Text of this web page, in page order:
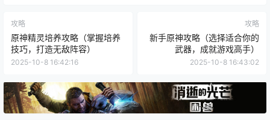
攻略
原神精灵培养攻略（掌握培养
技巧，打造无敌阵容）
2025-10-8 16:42:16
攻略
新手原神攻略（选择适合你的
武器，成就游戏高手）
2025-10-8 16:43:02